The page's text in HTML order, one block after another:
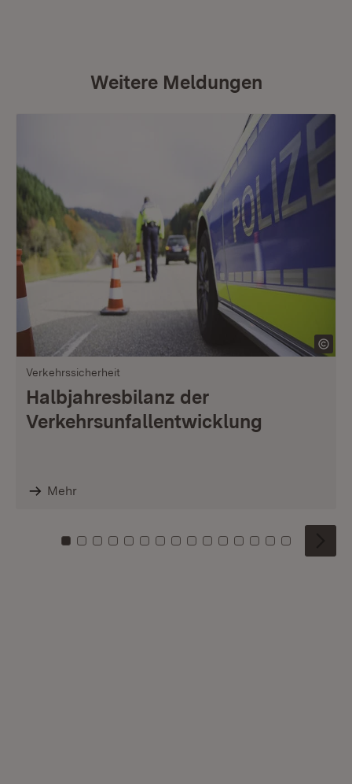
Weitere Meldungen
Verkehrssicherheit
Halbjahresbilanz der
Verkehrsunfallentwicklung
Mehr
Zu Kachel: 0
Zu Kachel: 1
Zu Kachel: 2
Zu Kachel: 3
Zu Kachel: 4
Zu Kachel: 5
Zu Kachel: 6
Zu Kachel: 7
Zu Kachel: 8
Zu Kachel: 9
Zu Kachel: 10
Zu Kachel: 11
Zu Kachel: 12
Zu Kachel:
Zu